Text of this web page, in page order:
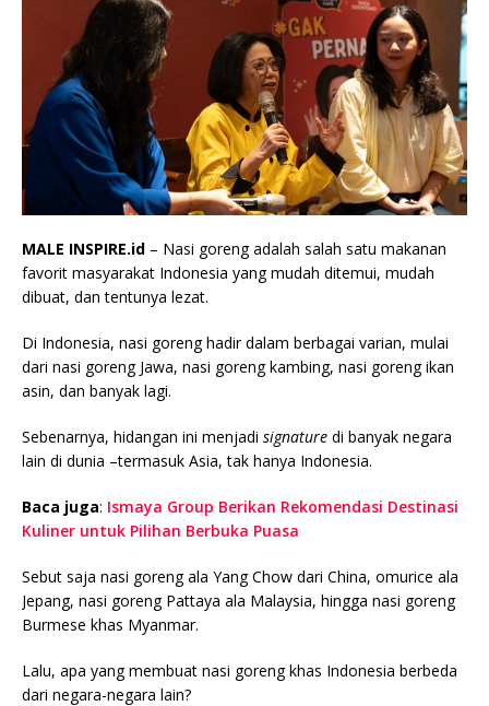
MALE INSPIRE.id – Nasi goreng adalah salah satu makanan
favorit masyarakat Indonesia yang mudah ditemui, mudah
dibuat, dan tentunya lezat.
Di Indonesia, nasi goreng hadir dalam berbagai varian, mulai
dari nasi goreng Jawa, nasi goreng kambing, nasi goreng ikan
asin, dan banyak lagi.
Sebenarnya, hidangan ini menjadi signature di banyak negara
lain di dunia –termasuk Asia, tak hanya Indonesia.
Baca juga: Ismaya Group Berikan Rekomendasi Destinasi
Kuliner untuk Pilihan Berbuka Puasa
Sebut saja nasi goreng ala Yang Chow dari China, omurice ala
Jepang, nasi goreng Pattaya ala Malaysia, hingga nasi goreng
Burmese khas Myanmar.
Lalu, apa yang membuat nasi goreng khas Indonesia berbeda
dari negara-negara lain?